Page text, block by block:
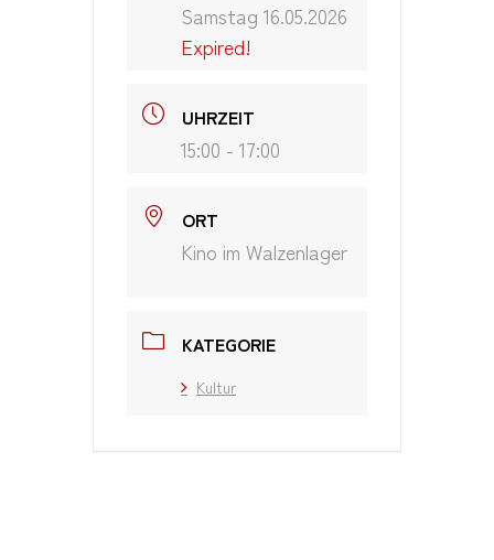
Samstag 16.05.2026
Expired!
UHRZEIT
15:00 - 17:00
ORT
Kino im Walzenlager
KATEGORIE
Kultur